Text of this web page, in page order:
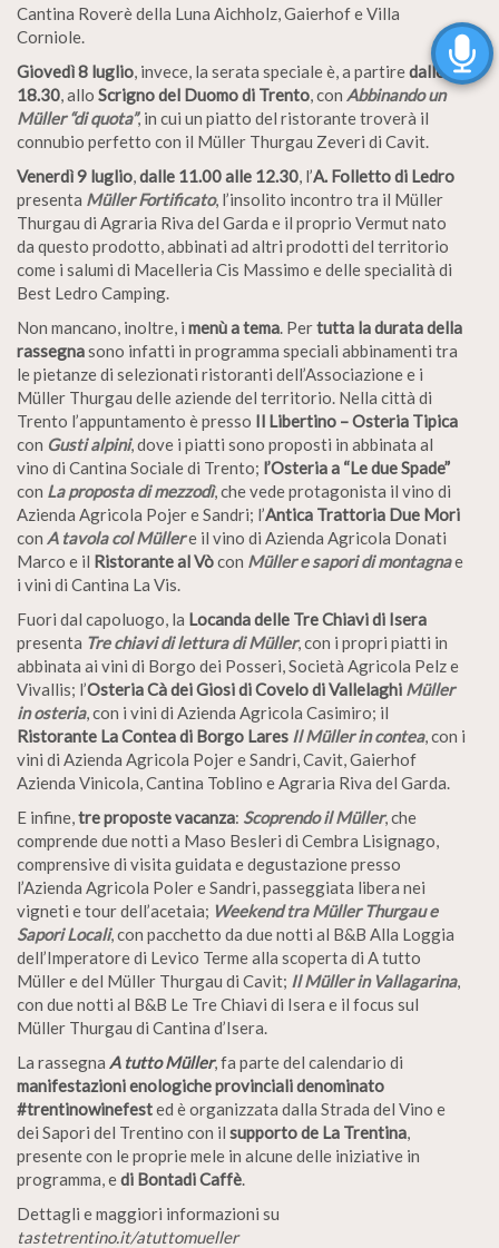
Cantina Roverè della Luna Aichholz, Gaierhof e Villa
Corniole.
Giovedì 8 luglio, invece, la serata speciale è, a partiredalle
18.30, allo Scrigno del Duomo di Trento, con Abbinando un
Müller “di quota”, in cui un piatto del ristorante troverà il
connubio perfetto con il Müller Thurgau Zeveri di Cavit.
Venerdì 9 luglio,dalle 11.00 alle 12.30, l’A. Folletto di Ledro
presenta Müller Fortificato, l’insolito incontro tra il Müller
Thurgau di Agraria Riva del Garda e il proprio Vermut nato
da questo prodotto, abbinati ad altri prodotti del territorio
come i salumi di Macelleria Cis Massimo e delle specialità di
Best Ledro Camping.
Non mancano, inoltre, i menù a tema. Pertutta la durata della
rassegnasono infatti in programma speciali abbinamenti tra
le pietanze di selezionati ristoranti dell’Associazione e i
Müller Thurgau delle aziende del territorio. Nella città di
Trento l’appuntamento è presso Il Libertino – Osteria Tipica
con Gusti alpini, dove i piatti sono proposti in abbinata al
vino di Cantina Sociale di Trento; l’Osteria a “Le due Spade”
con La proposta di mezzodì, che vede protagonista il vino di
Azienda Agricola Pojer e Sandri; l’Antica Trattoria Due Mori
con A tavola col Müllere il vino di Azienda Agricola Donati
Marco e il Ristorante al Vòcon Müller e sapori di montagnae
i vini di Cantina La Vis.
Fuori dal capoluogo, la Locanda delle Tre Chiavi di Isera
presenta Tre chiavi di lettura di Müller, con i propri piatti in
abbinata ai vini di Borgo dei Posseri, Società Agricola Pelz e
Vivallis; l’Osteria Cà dei Giosidi Covelo di Vallelaghi Müller
in osteria, con i vini di Azienda Agricola Casimiro; il
Ristorante La Contea di Borgo Lares Il Müller in contea, con i
vini di Azienda Agricola Pojer e Sandri, Cavit, Gaierhof
Azienda Vinicola, Cantina Toblino e Agraria Riva del Garda.
E infine,tre proposte vacanza: Scoprendo il Müller, che
comprende due notti a Maso Besleri di Cembra Lisignago,
comprensive di visita guidata e degustazione presso
l’Azienda Agricola Poler e Sandri, passeggiata libera nei
vigneti e tour dell’acetaia; Weekend tra Müller Thurgau e
Sapori Locali, con pacchetto da due notti al B&B Alla Loggia
dell’Imperatore di Levico Terme alla scoperta di A tutto
Müller e del Müller Thurgau di Cavit; Il Müller in Vallagarina,
con due notti al B&B Le Tre Chiavi di Isera e il focus sul
Müller Thurgau di Cantina d’Isera.
La rassegna A tutto Müller, fa parte del calendario di
manifestazioni enologiche provinciali denominato
#trentinowinefested è organizzata dalla Strada del Vino e
dei Sapori del Trentino con il supporto de La Trentina,
presente con le proprie mele in alcune delle iniziative in
programma, edi Bontadi Caffè.
Dettagli e maggiori informazioni su
tastetrentino.it/atuttomueller